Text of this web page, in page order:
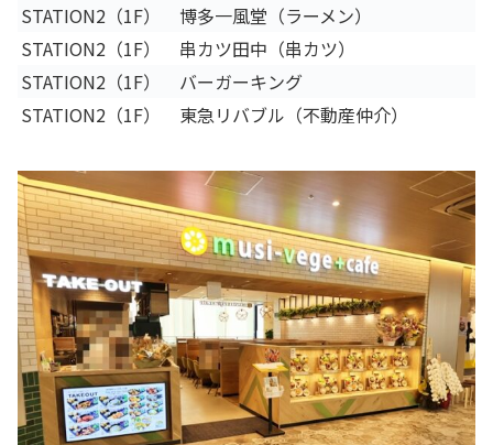
STATION2（1F）
博多一風堂（ラーメン）
STATION2（1F）
串カツ田中（串カツ）
STATION2（1F）
バーガーキング
STATION2（1F）
東急リバブル（不動産仲介）